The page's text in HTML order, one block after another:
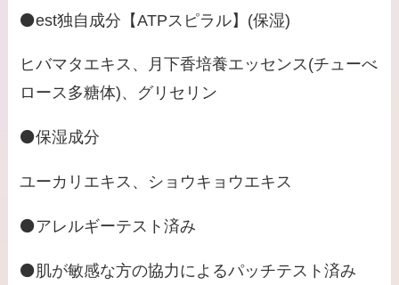
⚫️est独自成分【ATPスピラル】(保湿)
ヒバマタエキス、月下香培養エッセンス(チューべ
ロース多糖体)、グリセリン
⚫️保湿成分
ユーカリエキス、ショウキョウエキス
⚫️アレルギーテスト済み
⚫️肌が敏感な方の協力によるパッチテスト済み